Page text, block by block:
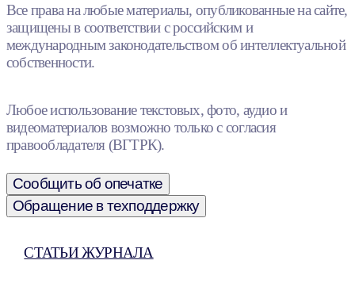
Все права на любые материалы, опубликованные на сайте,
защищены в соответствии с российским и
международным законодательством об интеллектуальной
собственности.
Любое использование текстовых, фото, аудио и
видеоматериалов возможно только с согласия
правообладателя (ВГТРК).
Сообщить об опечатке
Обращение в техподдержку
СТАТЬИ ЖУРНАЛА